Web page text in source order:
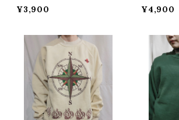
¥3,900
トスウェット
¥4,900